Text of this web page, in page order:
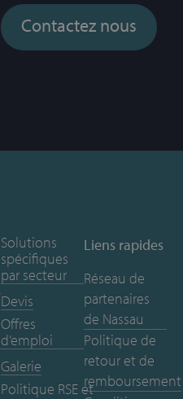
Contactez nous
Solutions
spécifiques
par secteur
Devis
Offres
d’emploi
Galerie
Politique RSE et
Liens rapides
Réseau de
partenaires
de Nassau
Politique de
retour et de
remboursement